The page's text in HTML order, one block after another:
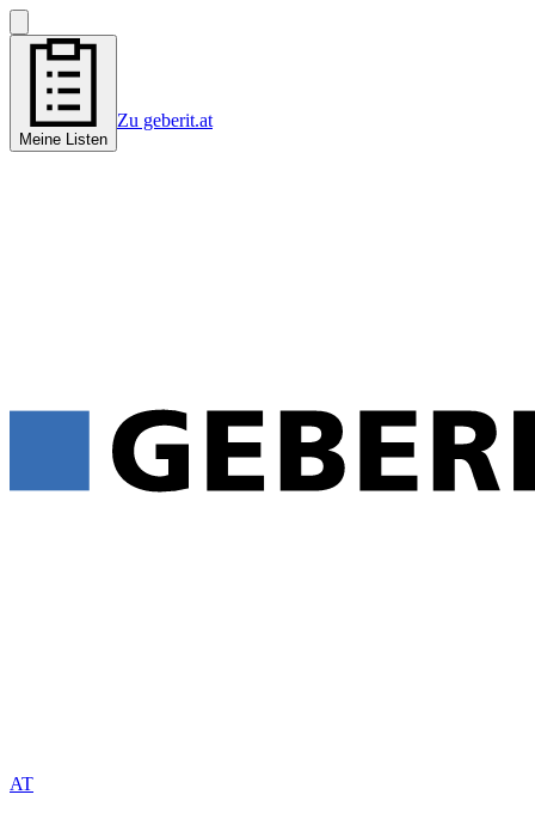
Meine Listen
Zu geberit.at
AT